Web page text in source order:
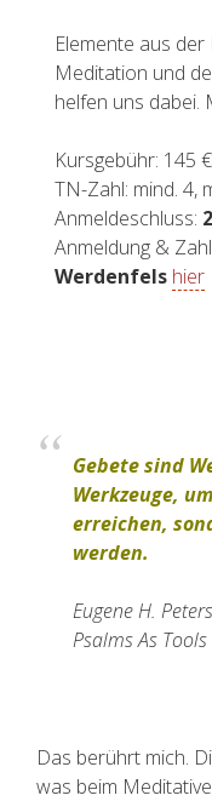
Elemente aus
Meditation und
helfen uns dabei.
Kursgebühr: 145 €
TN-Zahl: mind. 4,
Anmeldeschluss:
Anmeldung &
Werdenfels hier
Gebete sind
Werkzeuge,
erreichen,
werden.
Eugene H.
Psalms As
Das berührt mich.
was beim